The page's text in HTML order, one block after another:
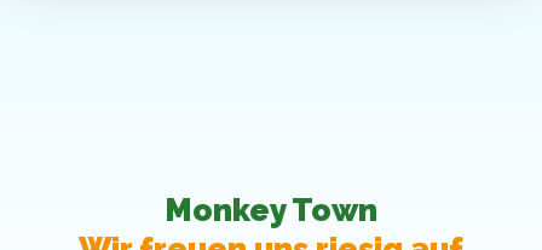
Monkey Town